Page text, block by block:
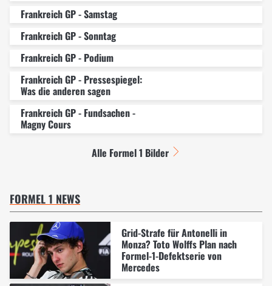
Frankreich GP - Samstag
Frankreich GP - Sonntag
Frankreich GP - Podium
Frankreich GP - Pressespiegel:
Was die anderen sagen
Frankreich GP - Fundsachen -
Magny Cours
Alle Formel 1 Bilder
FORMEL 1 NEWS
Grid-Strafe für Antonelli in
Monza? Toto Wolffs Plan nach
Formel-1-Defektserie von
Mercedes